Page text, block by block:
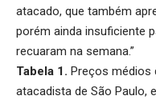
atacado, que também
porém ainda insuficiente
recuaram na semana.”
Tabela 1. Preços
atacadista de São Paulo,